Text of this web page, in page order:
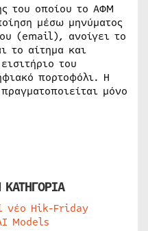
του οποίου το ΑΦΜ
μέσω μηνύματος
(email), ανοίγει το
το αίτημα και
του
πορτοφόλι. Η
μόνο
νέο Hik-Friday
Models